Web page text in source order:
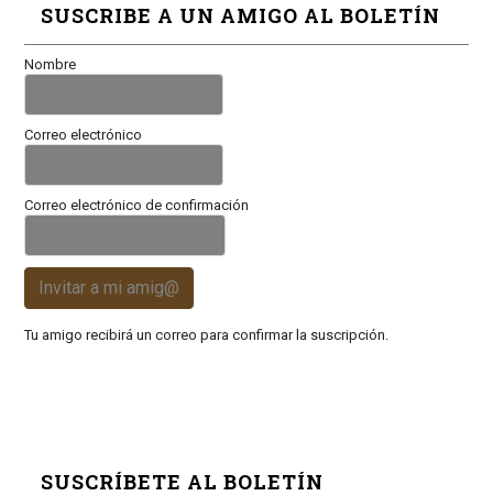
SUSCRIBE A UN AMIGO AL BOLETÍN
Nombre
Correo electrónico
Correo electrónico de confirmación
Invitar a mi amig@
Tu amigo recibirá un correo para confirmar la suscripción.
SUSCRÍBETE AL BOLETÍN